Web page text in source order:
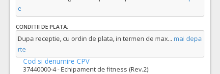
e
CONDITII DE PLATA:
Dupa receptie, cu ordin de plata, in termen de max... mai depa
rte
Cod si denumire CPV
37440000-4 - Echipament de fitness (Rev.2)